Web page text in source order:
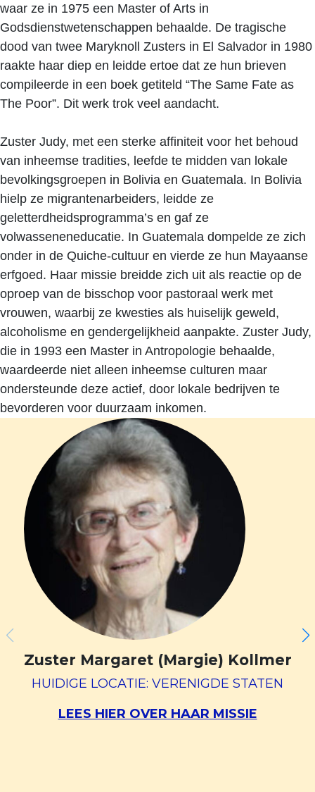
waar ze in 1975 een Master of Arts in
Godsdienstwetenschappen behaalde. De tragische
dood van twee Maryknoll Zusters in El Salvador in 1980
raakte haar diep en leidde ertoe dat ze hun brieven
compileerde in een boek getiteld “The Same Fate as
The Poor”. Dit werk trok veel aandacht.
Zuster Judy, met een sterke affiniteit voor het behoud
van inheemse tradities, leefde te midden van lokale
bevolkingsgroepen in Bolivia en Guatemala. In Bolivia
hielp ze migrantenarbeiders, leidde ze
geletterdheidsprogramma’s en gaf ze
volwasseneneducatie. In Guatemala dompelde ze zich
onder in de Quiche-cultuur en vierde ze hun Mayaanse
erfgoed. Haar missie breidde zich uit als reactie op de
oproep van de bisschop voor pastoraal werk met
vrouwen, waarbij ze kwesties als huiselijk geweld,
alcoholisme en gendergelijkheid aanpakte. Zuster Judy,
die in 1993 een Master in Antropologie behaalde,
waardeerde niet alleen inheemse culturen maar
ondersteunde deze actief, door lokale bedrijven te
bevorderen voor duurzaam inkomen.
Zuster Margaret (Margie) Kollmer
HUIDIGE LOCATIE: VERENIGDE STATEN
LEES HIER OVER HAAR MISSIE